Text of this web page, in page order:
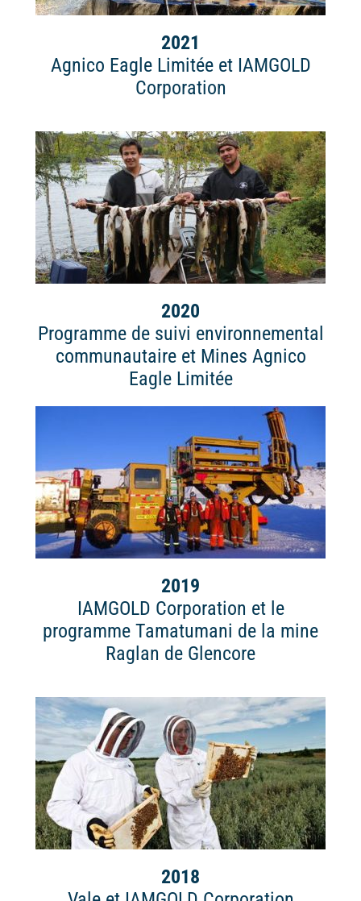
2021
Agnico Eagle Limitée et IAMGOLD
Corporation
2020
Programme de suivi environnemental
communautaire et Mines Agnico
Eagle Limitée
2019
IAMGOLD Corporation et le
programme Tamatumani de la mine
Raglan de Glencore
2018